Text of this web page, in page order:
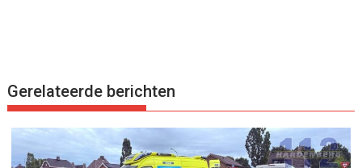
Gerelateerde berichten